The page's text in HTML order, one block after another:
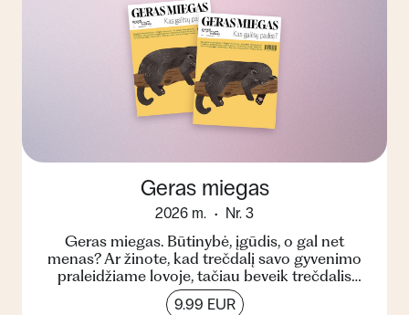
Geras miegas
2026 m. Nr. 3
Geras miegas. Būtinybė, įgūdis, o gal net
menas? Ar žinote, kad trečdalį savo gyvenimo
praleidžiame lovoje, tačiau beveik trečdalis
pasaulio gyventoj...
9.99 EUR